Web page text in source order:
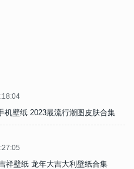
机壁纸 2023最流行潮图皮肤合集
祥壁纸 龙年大吉大利壁纸合集